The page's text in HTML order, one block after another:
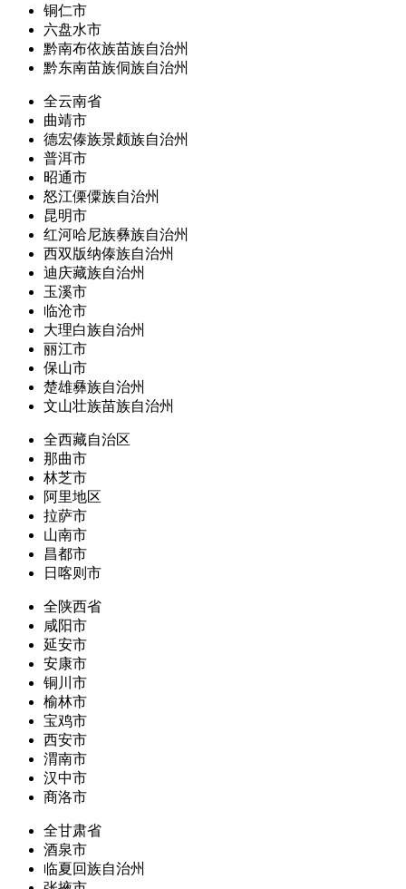
铜仁市
六盘水市
黔南布依族苗族自治州
黔东南苗族侗族自治州
全云南省
曲靖市
德宏傣族景颇族自治州
普洱市
昭通市
怒江傈僳族自治州
昆明市
红河哈尼族彝族自治州
西双版纳傣族自治州
迪庆藏族自治州
玉溪市
临沧市
大理白族自治州
丽江市
保山市
楚雄彝族自治州
文山壮族苗族自治州
全西藏自治区
那曲市
林芝市
阿里地区
拉萨市
山南市
昌都市
日喀则市
全陕西省
咸阳市
延安市
安康市
铜川市
榆林市
宝鸡市
西安市
渭南市
汉中市
商洛市
全甘肃省
酒泉市
临夏回族自治州